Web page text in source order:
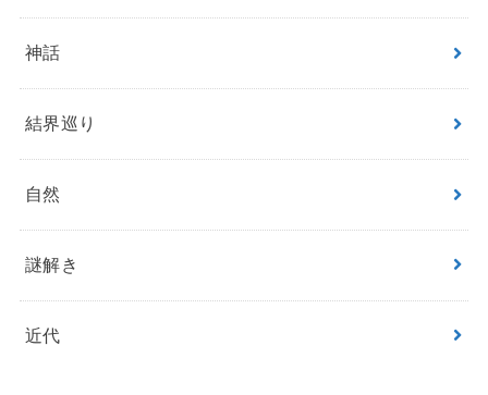
神話
結界巡り
自然
謎解き
近代